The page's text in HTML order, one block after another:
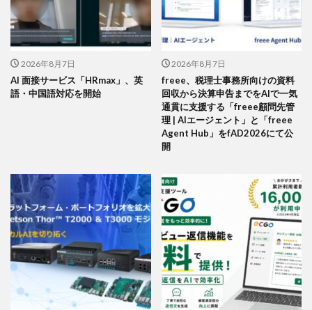
2026年8月7日
AI 面接サービス「HRmax」、英
語・中国語対応を開始
2026年8月7日
freee、税理士事務所向けの資料
回収から決算申告までをAIで一気
通貫に支援する「freee顧問先管
理 | AIエージェント」と「freee
Agent Hub」をfAD2026にて公
開